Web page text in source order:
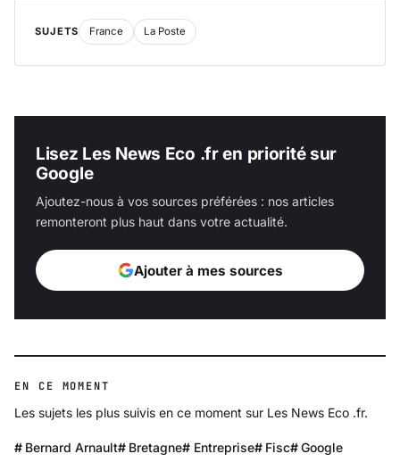
SUJETS France La Poste
Lisez Les News Eco .fr en priorité sur
Google
Ajoutez-nous à vos sources préférées : nos articles
remonteront plus haut dans votre actualité.
Ajouter à mes sources
EN CE MOMENT
Les sujets les plus suivis en ce moment sur Les News Eco .fr.
Bernard Arnault Bretagne Entreprise Fisc Google